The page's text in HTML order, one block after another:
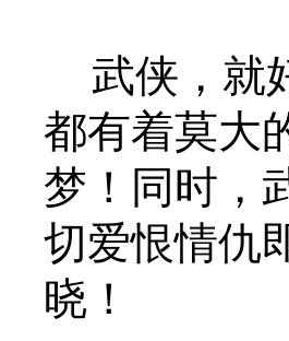
武侠，就
都有着莫大
梦！同时，
切爱恨情仇
晓！